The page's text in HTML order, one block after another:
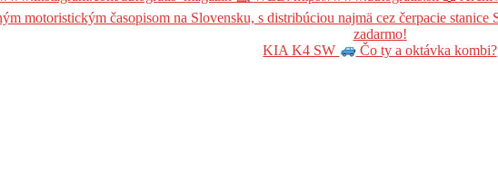
KIA K4 SW Čo ty a oktávka kombi?